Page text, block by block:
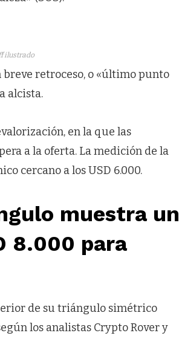
ilustrado
breve retroceso, o «último punto
alcista.
en la que las
a la oferta. La medición de la
cercano a los USD 6.000.
muestra un
8.000 para
de su triángulo simétrico
los analistas Crypto Rover y